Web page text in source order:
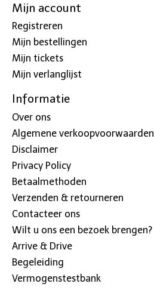
Mijn account
Registreren
Mijn bestellingen
Mijn tickets
Mijn verlanglijst
Informatie
Over ons
Algemene verkoopvoorwaarden
Disclaimer
Privacy Policy
Betaalmethoden
Verzenden & retourneren
Contacteer ons
Wilt u ons een bezoek brengen?
Arrive & Drive
Begeleiding
Vermogenstestbank